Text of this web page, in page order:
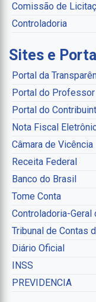
Comissão de
Controladoria
Sites e
Portal da
Portal do Professor
Portal do
Nota Fiscal
Câmara de Vicência
Receita Federal
Banco do Brasil
Tome Conta
Controladoria-Geral
Tribunal de Contas
Diário Oficial
INSS
PREVIDENCIA